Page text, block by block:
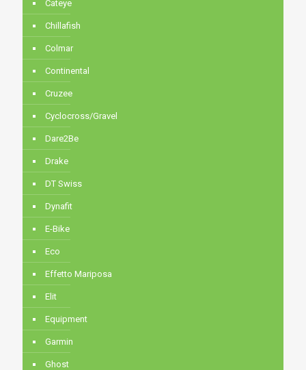
Cateye
Chillafish
Colmar
Continental
Cruzee
Cyclocross/Gravel
Dare2Be
Drake
DT Swiss
Dynafit
E-Bike
Eco
Effetto Mariposa
Elit
Equipment
Garmin
Ghost